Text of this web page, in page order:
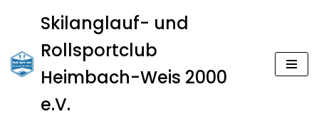
Inhalt
springen
Skilanglauf- und
Rollsportclub
Heimbach-Weis 2000
e.V.